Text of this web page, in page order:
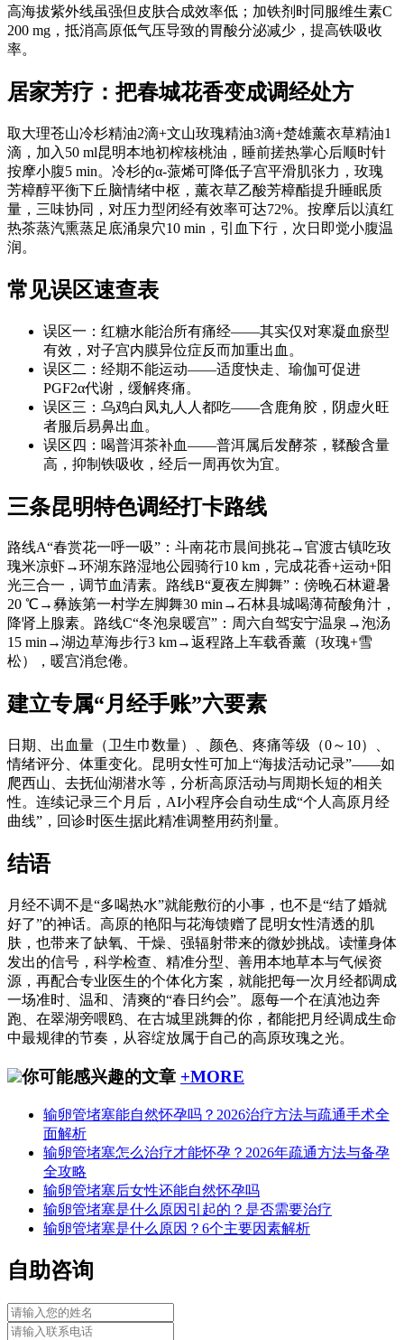
高海拔紫外线虽强但皮肤合成效率低；加铁剂时同服维生素C
200 mg，抵消高原低气压导致的胃酸分泌减少，提高铁吸收
率。
居家芳疗：把春城花香变成调经处方
取大理苍山冷杉精油2滴+文山玫瑰精油3滴+楚雄薰衣草精油1
滴，加入50 ml昆明本地初榨核桃油，睡前搓热掌心后顺时针
按摩小腹5 min。冷杉的α-蒎烯可降低子宫平滑肌张力，玫瑰
芳樟醇平衡下丘脑情绪中枢，薰衣草乙酸芳樟酯提升睡眠质
量，三味协同，对压力型闭经有效率可达72%。按摩后以滇红
热茶蒸汽熏蒸足底涌泉穴10 min，引血下行，次日即觉小腹温
润。
常见误区速查表
误区一：红糖水能治所有痛经——其实仅对寒凝血瘀型
有效，对子宫内膜异位症反而加重出血。
误区二：经期不能运动——适度快走、瑜伽可促进
PGF2α代谢，缓解疼痛。
误区三：乌鸡白凤丸人人都吃——含鹿角胶，阴虚火旺
者服后易鼻出血。
误区四：喝普洱茶补血——普洱属后发酵茶，鞣酸含量
高，抑制铁吸收，经后一周再饮为宜。
三条昆明特色调经打卡路线
路线A“春赏花一呼一吸”：斗南花市晨间挑花→官渡古镇吃玫
瑰米凉虾→环湖东路湿地公园骑行10 km，完成花香+运动+阳
光三合一，调节血清素。路线B“夏夜左脚舞”：傍晚石林避暑
20 ℃→彝族第一村学左脚舞30 min→石林县城喝薄荷酸角汁，
降肾上腺素。路线C“冬泡泉暖宫”：周六自驾安宁温泉→泡汤
15 min→湖边草海步行3 km→返程路上车载香薰（玫瑰+雪
松），暖宫消怠倦。
建立专属“月经手账”六要素
日期、出血量（卫生巾数量）、颜色、疼痛等级（0～10）、
情绪评分、体重变化。昆明女性可加上“海拔活动记录”——如
爬西山、去抚仙湖潜水等，分析高原活动与周期长短的相关
性。连续记录三个月后，AI小程序会自动生成“个人高原月经
曲线”，回诊时医生据此精准调整用药剂量。
结语
月经不调不是“多喝热水”就能敷衍的小事，也不是“结了婚就
好了”的神话。高原的艳阳与花海馈赠了昆明女性清透的肌
肤，也带来了缺氧、干燥、强辐射带来的微妙挑战。读懂身体
发出的信号，科学检查、精准分型、善用本地草本与气候资
源，再配合专业医生的个体化方案，就能把每一次月经都调成
一场准时、温和、清爽的“春日约会”。愿每一个在滇池边奔
跑、在翠湖旁喂鸥、在古城里跳舞的你，都能把月经调成生命
中最规律的节奏，从容绽放属于自己的高原玫瑰之光。
你可能感兴趣的文章 +MORE
输卵管堵塞能自然怀孕吗？2026治疗方法与疏通手术全
面解析
输卵管堵塞怎么治疗才能怀孕？2026年疏通方法与备孕
全攻略
输卵管堵塞后女性还能自然怀孕吗
输卵管堵塞是什么原因引起的？是否需要治疗
输卵管堵塞是什么原因？6个主要因素解析
自助咨询